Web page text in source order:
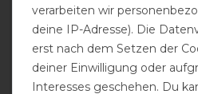
Waldhausen
verarbeiten wir
deine IP-Adresse). Die
erst nach dem Setzen der
deiner Einwilligung oder
Interesses geschehen. Du